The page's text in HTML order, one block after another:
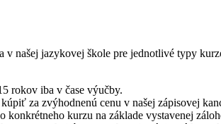
v našej jazykovej škole pre jednotlivé typy
rokov iba v čase výučby.
za zvýhodnenú cenu v našej zápisovej
konkrétneho kurzu na základe vystavenej